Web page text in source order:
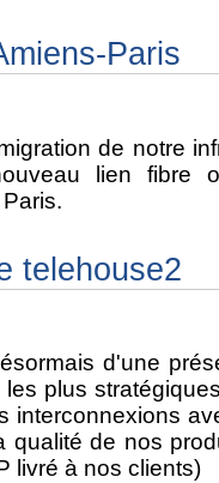
Paris
de notre
lien fibre
telehouse2
d'une
plus
interconnexions
qualité de nos
livré à nos clients)